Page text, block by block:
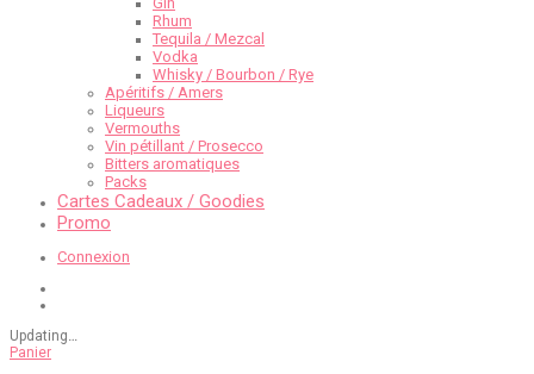
Rhum
Tequila / Mezcal
Vodka
Whisky / Bourbon / Rye
Apéritifs / Amers
Liqueurs
Vermouths
Vin pétillant / Prosecco
Bitters aromatiques
Packs
Cartes Cadeaux / Goodies
Promo
Connexion
Updating…
Panier